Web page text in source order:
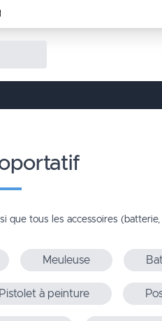
que tous les accessoires (batterie,
Meuleuse
Pistolet à peinture